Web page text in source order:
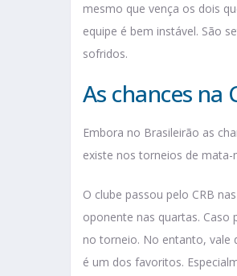
mesmo que vença os dois
equipe é bem instável. São
sofridos.
As chances na
Embora no Brasileirão as
existe nos torneios de mata-
O clube passou pelo CRB
oponente nas quartas. Caso
no torneio. No entanto, vale
é um dos favoritos.